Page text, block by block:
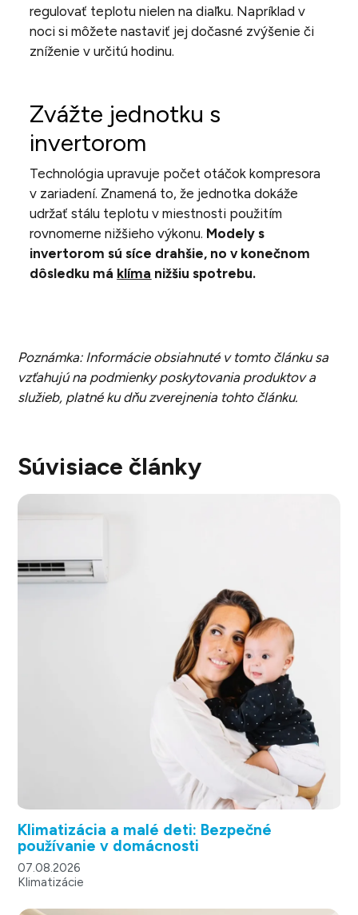
regulovať teplotu nielen na diaľku. Napríklad v
noci si môžete nastaviť jej dočasné zvýšenie či
zníženie v určitú hodinu.
Zvážte jednotku s
invertorom
Technológia upravuje počet otáčok kompresora
v zariadení. Znamená to, že jednotka dokáže
udržať stálu teplotu v miestnosti použitím
rovnomerne nižšieho výkonu. Modely s
invertorom sú síce drahšie, no v konečnom
dôsledku má klíma nižšiu spotrebu.
Poznámka: Informácie obsiahnuté v tomto článku sa
vzťahujú na podmienky poskytovania produktov a
služieb, platné ku dňu zverejnenia tohto článku.
Súvisiace články
Klimatizácia a malé deti: Bezpečné
používanie v domácnosti
07.08.2026
Klimatizácie